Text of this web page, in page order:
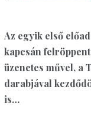
Az egyik első
kapcsán
üzenetes művel, a
darabjával
is…